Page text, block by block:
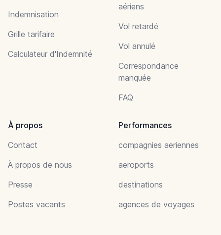
Indemnisation
Grille tarifaire
Calculateur d'Indemnité
aériens
Vol retardé
Vol annulé
Correspondance
manquée
FAQ
À propos
Contact
À propos de nous
Presse
Postes vacants
Performances
compagnies aeriennes
aeroports
destinations
agences de voyages